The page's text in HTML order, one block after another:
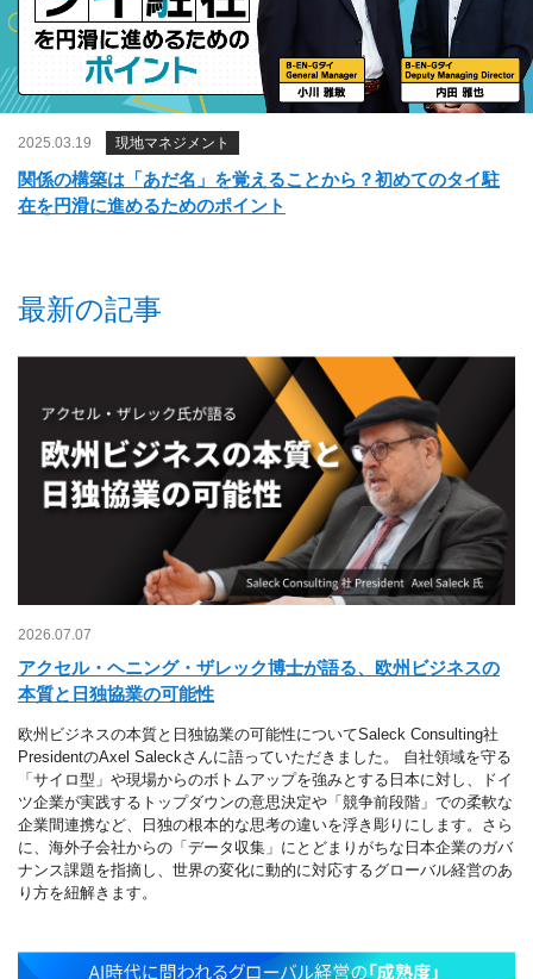
2025.03.19 現地マネジメント
関係の構築は「あだ名」を覚えることから？初めてのタイ駐
在を円滑に進めるためのポイント
最新の記事
2026.07.07
アクセル・ヘニング・ザレック博士が語る、欧州ビジネスの
本質と日独協業の可能性
欧州ビジネスの本質と日独協業の可能性についてSaleck Consulting社
PresidentのAxel Saleckさんに語っていただきました。 自社領域を守る
「サイロ型」や現場からのボトムアップを強みとする日本に対し、ドイ
ツ企業が実践するトップダウンの意思決定や「競争前段階」での柔軟な
企業間連携など、日独の根本的な思考の違いを浮き彫りにします。さら
に、海外子会社からの「データ収集」にとどまりがちな日本企業のガバ
ナンス課題を指摘し、世界の変化に動的に対応するグローバル経営のあ
り方を紐解きます。